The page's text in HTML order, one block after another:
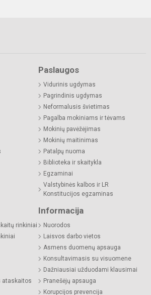
Paslaugos
Vidurinis ugdymas
Pagrindinis ugdymas
Neformalusis švietimas
Pagalba mokiniams ir tėvams
Mokinių pavėžėjimas
Mokinių maitinimas
Patalpų nuoma
Biblioteka ir skaitykla
Egzaminai
Valstybinės kalbos ir LR
Konstitucijos egzaminas
rinkiniai
ataskaitos
Informacija
Nuorodos
Laisvos darbo vietos
Asmens duomenų apsauga
Konsultavimasis su visuomene
Dažniausiai užduodami klausimai
Pranešėjų apsauga
Korupcijos prevencija